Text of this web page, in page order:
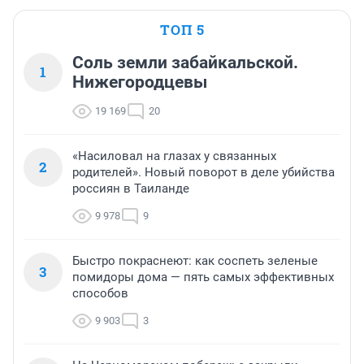
ТОП 5
1
Соль земли забайкальской.
Нижегородцевы
19 169 20
2
«Насиловал на глазах у связанных
родителей». Новый поворот в деле убийства
россиян в Таиланде
9 978 9
3
Быстро покраснеют: как соспеть зеленые
помидоры дома — пять самых эффективных
способов
9 903 3